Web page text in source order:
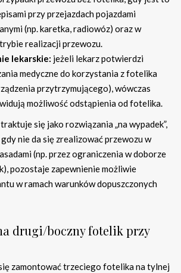
przy przejazdach pojazdami
(np. karetka, radiowóz) oraz w
realizacji przewozu.
lekarskie: jeżeli lekarz potwierdzi
medyczne do korzystania z fotelika
przytrzymującego), wówczas
możliwość odstąpienia od fotelika.
się jako rozwiązania „na wypadek”,
nie da się zrealizować przewozu w
(np. przez ograniczenia w doborze
pozostaje zapewnienie możliwie
w ramach warunków dopuszczonych
drugi/boczny fotelik przy
zamontować trzeciego fotelika na tylnej